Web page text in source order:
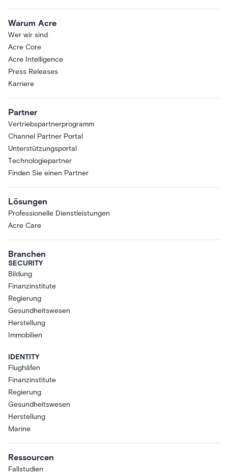
Warum Acre
Wer wir sind
Acre Core
Acre Intelligence
Press Releases
Karriere
Partner
Vertriebspartnerprogramm
Channel Partner Portal
Unterstützungsportal
Technologiepartner
Finden Sie einen Partner
Lösungen
Professionelle Dienstleistungen
Acre Care
Branchen
SECURITY
Bildung
Finanzinstitute
Regierung
Gesundheitswesen
Herstellung
Immobilien
IDENTITY
Flughäfen
Finanzinstitute
Regierung
Gesundheitswesen
Herstellung
Marine
Ressourcen
Fallstudien